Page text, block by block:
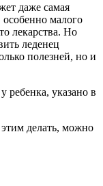
даже самая
малого
лекарства. Но
леденец
полезней, но и
ребенка, указано в
делать, можно